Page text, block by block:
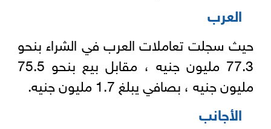
العرب
حيث سجلت تعاملات العرب في الشراء بنحو
77.3 مليون جنيه ، مقابل بيع بنحو 75.5
مليون جنيه ، بصافي يبلغ 1.7 مليون جنيه.
الأجانب